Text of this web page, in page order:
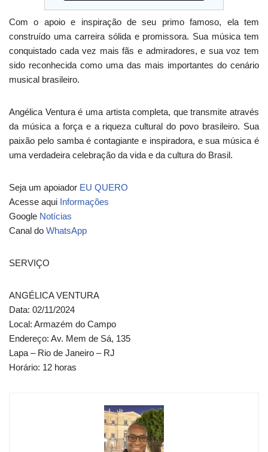
Com o apoio e inspiração de seu primo famoso, ela tem
construído uma carreira sólida e promissora. Sua música tem
conquistado cada vez mais fãs e admiradores, e sua voz tem
sido reconhecida como uma das mais importantes do cenário
musical brasileiro.
Angélica Ventura é uma artista completa, que transmite através
da música a força e a riqueza cultural do povo brasileiro. Sua
paixão pelo samba é contagiante e inspiradora, e sua música é
uma verdadeira celebração da vida e da cultura do Brasil.
Seja um apoiador EU QUERO
Acesse aqui Informações
Google Notícias
Canal do WhatsApp
SERVIÇO
ANGÉLICA VENTURA
Data: 02/11/2024
Local: Armazém do Campo
Endereço: Av. Mem de Sá, 135
Lapa – Rio de Janeiro – RJ
Horário: 12 horas